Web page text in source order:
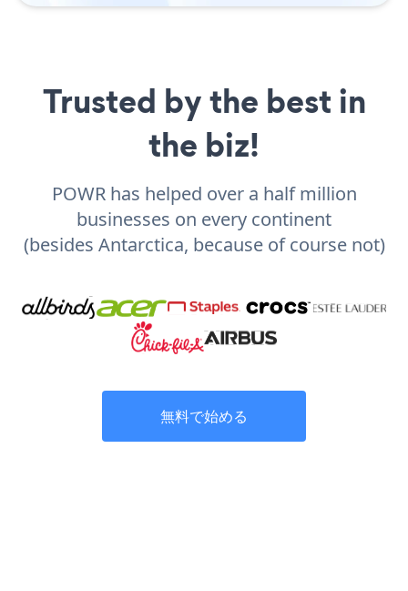
Trusted by the best in
the biz!
POWR has helped over a half million
businesses on every continent
(besides Antarctica, because of course not)
無料で始める